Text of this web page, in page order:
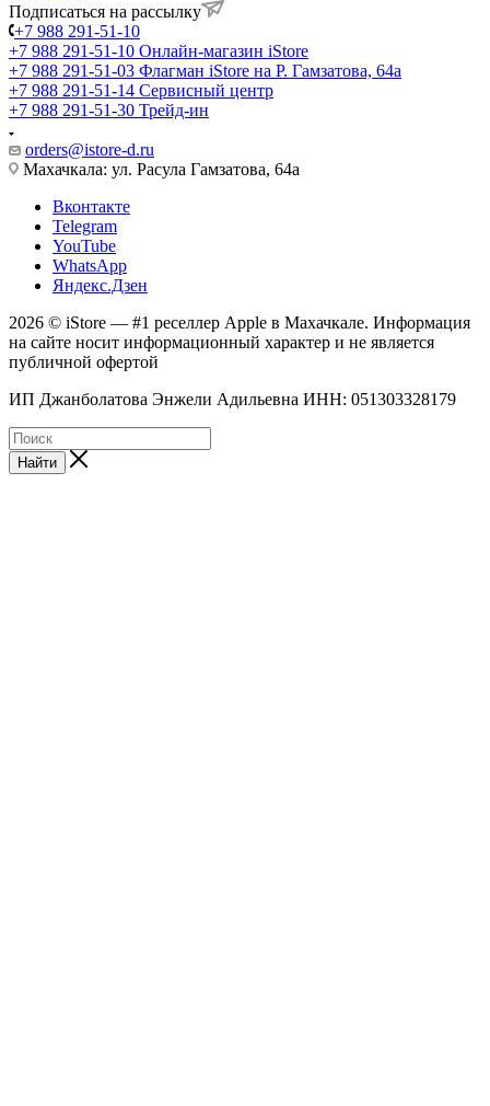
Подписаться на рассылку
+7 988 291-51-10
+7 988 291-51-10 Онлайн-магазин iStore
+7 988 291-51-03 Флагман iStore на Р. Гамзатова, 64а
+7 988 291-51-14 Сервисный центр
+7 988 291-51-30 Трейд-ин
orders@istore-d.ru
Махачкала: ул. Расула Гамзатова, 64а
Вконтакте
Telegram
YouTube
WhatsApp
Яндекс.Дзен
2026 © iStore — #1 реселлер Apple в Махачкале. Информация
на сайте носит информационный характер и не является
публичной офертой
ИП Джанболатова Энжели Адильевна ИНН: 051303328179
Найти